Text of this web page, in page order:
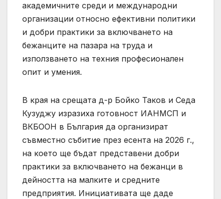
академичните среди и международни
организации относно ефективни политики
и добри практики за включването на
бежанците на пазара на труда и
използването на техния професионален
опит и умения.
В края на срещата д-р Бойко Таков и Седа
Кузуджу изразиха готовност ИАНМСП и
ВКБООН в България да организират
съвместно събитие през есента на 2026 г.,
на което ще бъдат представени добри
практики за включването на бежанци в
дейността на малките и средните
предприятия. Инициативата ще даде